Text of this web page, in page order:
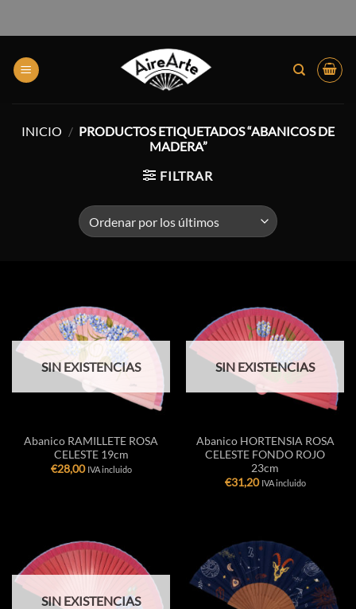
INICIO / PRODUCTOS ETIQUETADOS “ABANICOS DE
MADERA”
FILTRAR
SIN EXISTENCIAS
Abanico RAMILLETE ROSA
CELESTE 19cm
€28,00 IVA incluido
SIN EXISTENCIAS
Abanico HORTENSIA ROSA
CELESTE FONDO ROJO
23cm
€31,20 IVA incluido
SIN EXISTENCIAS